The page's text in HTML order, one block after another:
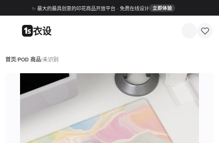
✨ 最大的最具创意的印花商品开放平台 · 免费在线设计 立即体验
衣设
首页/POD 商品/未识别